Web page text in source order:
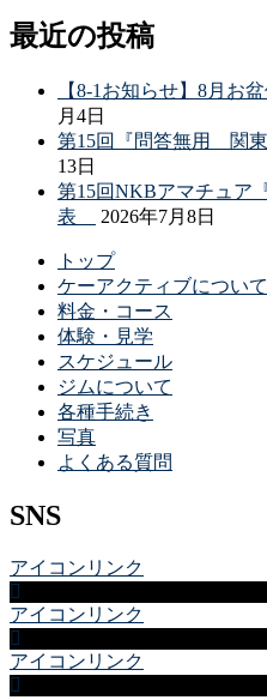
最近の投稿
【8-1お知らせ】8月お
月4日
第15回『問答無用 関
13日
第15回NKBアマチュア
表
2026年7月8日
トップ
ケーアクティブについて
料金・コース
体験・見学
スケジュール
ジムについて
各種手続き
写真
よくある質問
SNS
アイコンリンク
アイコンリンク
アイコンリンク